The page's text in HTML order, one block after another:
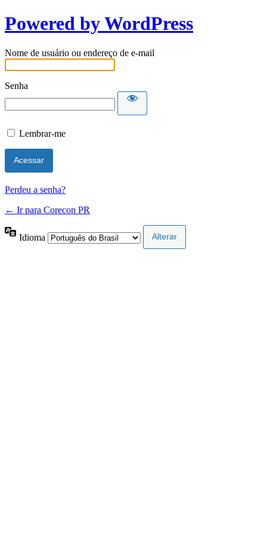
Powered by WordPress
Nome de usuário ou endereço de e-mail
Senha
Lembrar-me
Perdeu a senha?
← Ir para Corecon PR
Idioma